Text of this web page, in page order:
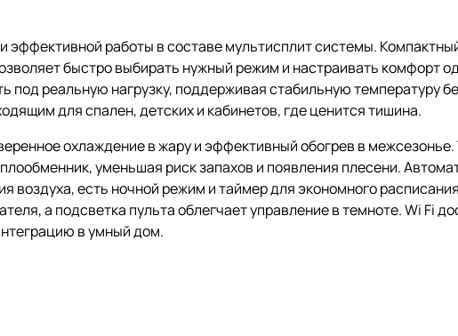
эффективной работы в составе мультисплит системы.
быстро выбирать нужный режим и настраивать комфорт
под реальную нагрузку, поддерживая стабильную температуру
для спален, детских и кабинетов, где ценится тишина.
охлаждение в жару и эффективный обогрев в
уменьшая риск запахов и появления плесени.
есть ночной режим и таймер для экономного
а подсветка пульта облегчает управление в темноте. Wi Fi
в умный дом.